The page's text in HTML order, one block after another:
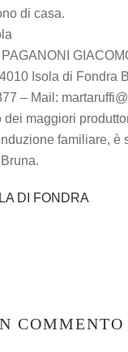
di casa.
Isola di Fondra
– Mail:
dei maggiori
familiare,
DI FONDRA
COMMENTO